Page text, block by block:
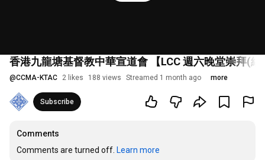
香港九龍塘基督教中華宣道會 【LCC 週六晚堂崇拜(
@CCMA-KTAC 2 likes 188 views Streamed 1 month ago more
Subscribe
Comments
Comments are turned off. Learn more